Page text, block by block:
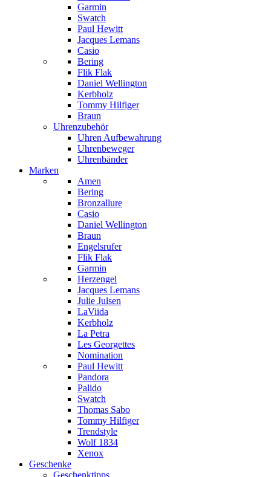
Garmin
Swatch
Paul Hewitt
Jacques Lemans
Casio
Bering
Flik Flak
Daniel Wellington
Kerbholz
Tommy Hilfiger
Braun
Uhrenzubehör
Uhren Aufbewahrung
Uhrenbeweger
Uhrenbänder
Marken
Amen
Bering
Bronzallure
Casio
Daniel Wellington
Braun
Engelsrufer
Flik Flak
Garmin
Herzengel
Jacques Lemans
Julie Julsen
LaViida
Kerbholz
La Petra
Les Georgettes
Nomination
Paul Hewitt
Pandora
Palido
Swatch
Thomas Sabo
Tommy Hilfiger
Trendstyle
Wolf 1834
Xenox
Geschenke
Geschenktipps